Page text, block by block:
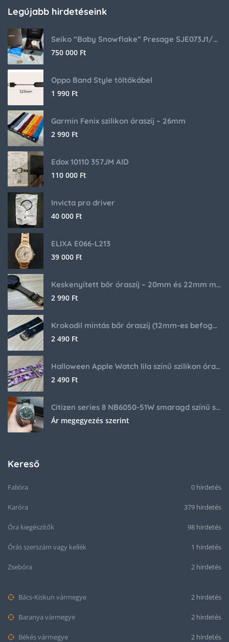
Legújabb hirdetéseink
Seiko “Baby Snowflake” Presage SJE073J1/SARA015 Limited Edition
750 000 Ft
Oppo Band Style töltőkábel
1 990 Ft
Garmin Fenix szilikon óraszíj – 26mm
2 990 Ft
Edox 10110 357JM AID
110 000 Ft
Invicta pro driver
40 000 Ft
ELIXA E066-L213
39 000 Ft
Keskenyített bőr óraszíj – 20mm és 22mm méretben
2 990 Ft
Krokodil mintás bőr óraszíj (12mm-es befogóval rendelkező órához)
2 490 Ft
Halloween Apple Watch lila színű szilikon óraszíj
2 490 Ft
Citizen series 8 NB6050-51W smaragd színű számlappal
Ár megegyezés szerint
Kereső
Falióra 0 hirdetés
Karóra 379 hirdetés
Óra kiegészítők 98 hirdetés
Órás szerszám vagy kellék 1 hirdetés
Zsebóra 2 hirdetés
Bács-Kiskun vármegye 2 hirdetés
Baranya vármegye 2 hirdetés
Békés vármegye 2 hirdetés